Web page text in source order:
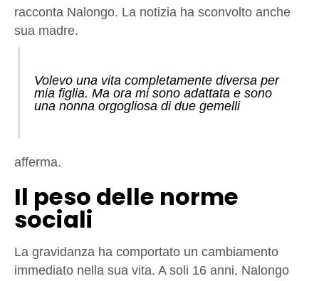
racconta Nalongo. La notizia ha sconvolto anche
sua madre.
Volevo una vita completamente diversa per
mia figlia. Ma ora mi sono adattata e sono
una nonna orgogliosa di due gemelli
afferma.
Il peso delle norme
sociali
La gravidanza ha comportato un cambiamento
immediato nella sua vita. A soli 16 anni, Nalongo